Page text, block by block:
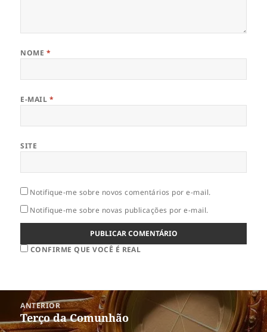
NOME *
E-MAIL *
SITE
Notifique-me sobre novos comentários por e-mail.
Notifique-me sobre novas publicações por e-mail.
CONFIRME QUE VOCÊ É REAL
Navegação
Post
ANTERIOR
Post
Terço da Comunhão